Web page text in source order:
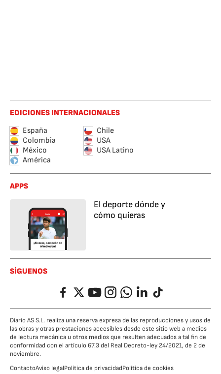
EDICIONES INTERNACIONALES
España
Chile
Colombia
USA
México
USA Latino
América
APPS
El deporte dónde y
cómo quieras
SÍGUENOS
FacebookTwitterYouTubeInstagramWhatsappLinkedIn
TikTok
Diario AS S.L. realiza una reserva expresa de las reproducciones y usos de
las obras y otras prestaciones accesibles desde este sitio web a medios
de lectura mecánica u otros medios que resulten adecuados a tal fin de
conformidad con el artículo 67.3 del Real Decreto-ley 24/2021, de 2 de
noviembre.
ContactoAviso legalPolítica de privacidadPolítica de cookies